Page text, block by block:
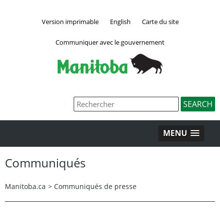
Version imprimable English Carte du site
Communiquer avec le gouvernement
MENU
Communiqués
Manitoba.ca > Communiqués de presse